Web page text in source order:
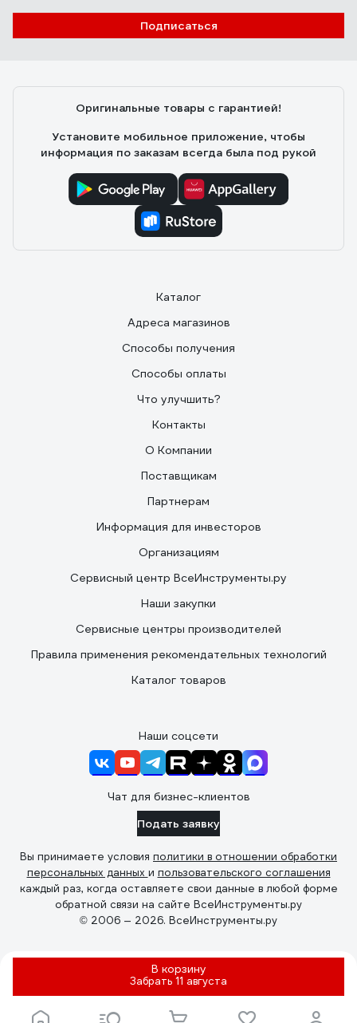
В корзину
Забрать 11 августа
Подписаться
Оригинальные товары с гарантией!
Установите мобильное приложение, чтобы
информация по заказам всегда была под рукой
Каталог
Адреса магазинов
Способы получения
Способы оплаты
Что улучшить?
Контакты
О Компании
Поставщикам
Партнерам
Информация для инвесторов
Организациям
Сервисный центр ВсеИнструменты.ру
Наши закупки
Сервисные центры производителей
Правила применения рекомендательных технологий
Каталог товаров
Наши соцсети
Чат для бизнес-клиентов
Подать заявку
Вы принимаете условия политики в отношении обработки
персональных данных и пользовательского соглашения
каждый раз, когда оставляете свои данные в любой форме
обратной связи на сайте ВсеИнструменты.ру
© 2006 — 2026. ВсеИнструменты.ру